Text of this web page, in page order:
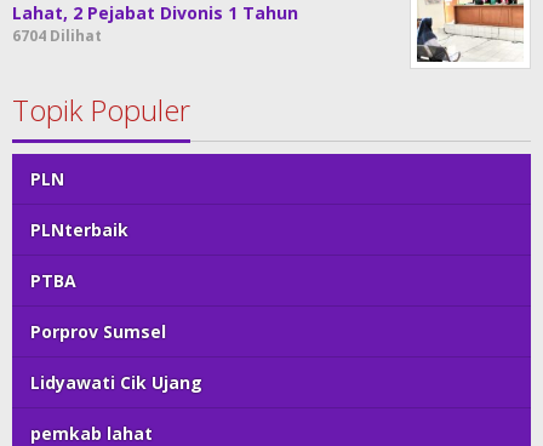
Lahat, 2 Pejabat Divonis 1 Tahun
6704 Dilihat
Topik Populer
PLN
PLNterbaik
PTBA
Porprov Sumsel
Lidyawati Cik Ujang
pemkab lahat